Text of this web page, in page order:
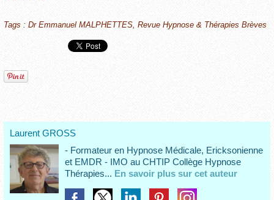
Tags : Dr Emmanuel MALPHETTES, Revue Hypnose & Thérapies Brèves
Laurent GROSS
- Formateur en Hypnose Médicale, Ericksonienne
et EMDR - IMO au CHTIP Collège Hypnose
Thérapies... En savoir plus sur cet auteur